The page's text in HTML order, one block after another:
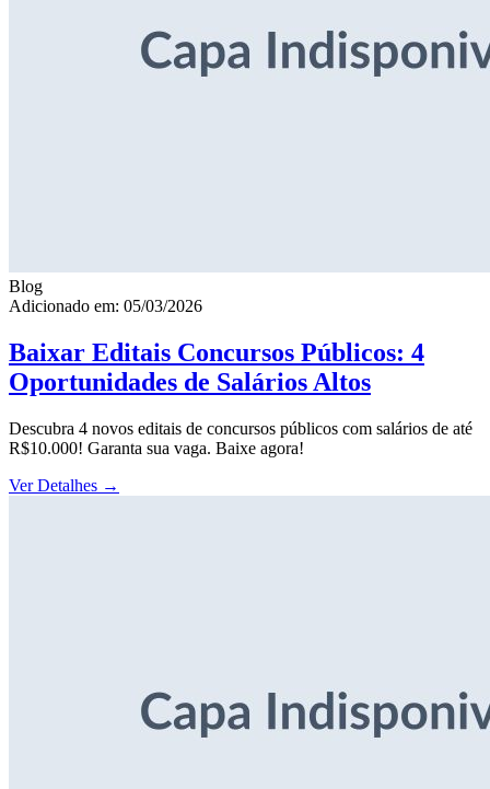
Blog
Adicionado em: 05/03/2026
Baixar Editais Concursos Públicos: 4
Oportunidades de Salários Altos
Descubra 4 novos editais de concursos públicos com salários de até
R$10.000! Garanta sua vaga. Baixe agora!
Ver Detalhes →